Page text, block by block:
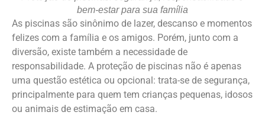
bem-estar para sua família
As piscinas são sinônimo de lazer, descanso e momentos
felizes com a família e os amigos. Porém, junto com a
diversão, existe também a necessidade de
responsabilidade. A proteção de piscinas não é apenas
uma questão estética ou opcional: trata-se de segurança,
principalmente para quem tem crianças pequenas, idosos
ou animais de estimação em casa.